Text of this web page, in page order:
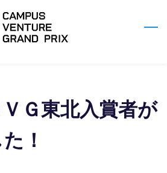
Ｇ東北入賞者が
！